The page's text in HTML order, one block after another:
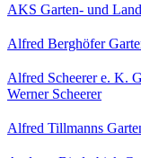
AKS Garten- und
Alfred Berghöfer
Alfred Scheerer e. K.
Werner Scheerer
Alfred Tillmanns